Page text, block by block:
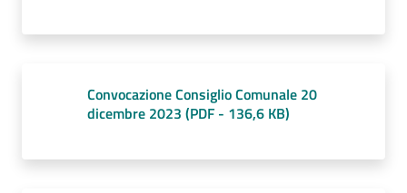
Convocazione Consiglio Comunale 20
dicembre 2023 (PDF - 136,6 KB)